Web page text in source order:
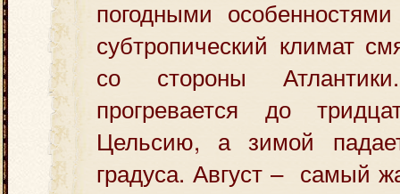
погодными
субтропический климат
со стороны
прогревается до
Цельсию, а зимой
градуса. Август – самый